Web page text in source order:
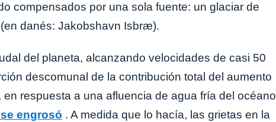
compensados ​​por una sola fuente: un glaciar de
danés: Jakobshavn Isbræ).
del planeta, alcanzando velocidades de casi 50
descomunal de la contribución total del aumento
respuesta a una afluencia de agua fría del océano
engrosó . A medida que lo hacía, las grietas en la